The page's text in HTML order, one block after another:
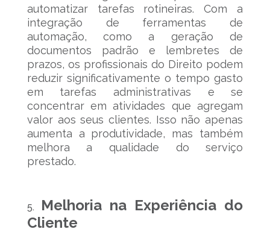
automatizar tarefas rotineiras. Com a
integração de ferramentas de
automação, como a geração de
documentos padrão e lembretes de
prazos, os profissionais do Direito podem
reduzir significativamente o tempo gasto
em tarefas administrativas e se
concentrar em atividades que agregam
valor aos seus clientes. Isso não apenas
aumenta a produtividade, mas também
melhora a qualidade do serviço
prestado.
Melhoria na Experiência do
Cliente